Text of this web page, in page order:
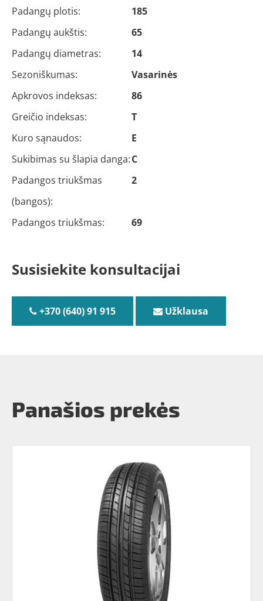
Padangų plotis:
185
Padangų aukštis:
65
Padangų diametras:
14
Sezoniškumas:
Vasarinės
Apkrovos indeksas:
86
Greičio indeksas:
T
Kuro sąnaudos:
E
Sukibimas su šlapia danga:C
Padangos triukšmas
(bangos):
2
Padangos triukšmas: 69
Susisiekite konsultacijai
+370 (640) 91 915 Užklausa
Panašios prekės